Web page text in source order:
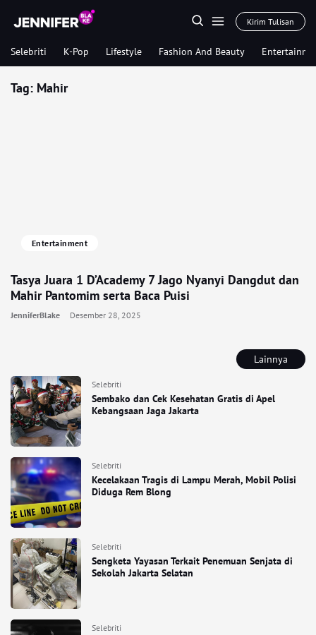
Kirim Tulisan
Selebriti K-Pop Lifestyle Fashion And Beauty
Lainnya
Selebriti
Sembako dan Cek Kesehatan Gratis di Apel
Kebangsaan Jaga Jakarta
Selebriti
Kecelakaan Tragis di Lampu Merah, Mobil Polisi
Diduga Rem Blong
Selebriti
Sengketa Yayasan Terkait Penemuan Senjata di
Sekolah Jakarta Selatan
Selebriti
Tag: Mahir
Entertainment
Tasya Juara 1 D’Academy 7 Jago Nyanyi Dangdut dan
Mahir Pantomim serta Baca Puisi
JenniferBlake Desember 28, 2025